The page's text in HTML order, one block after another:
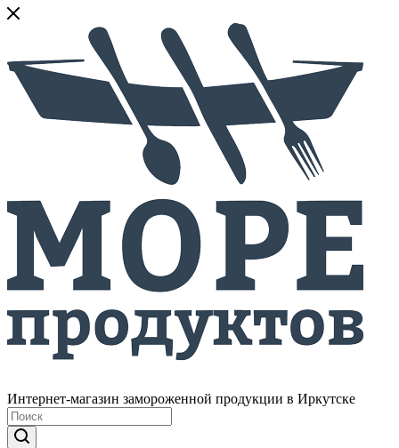
Интернет-магазин замороженной продукции в Иркутске